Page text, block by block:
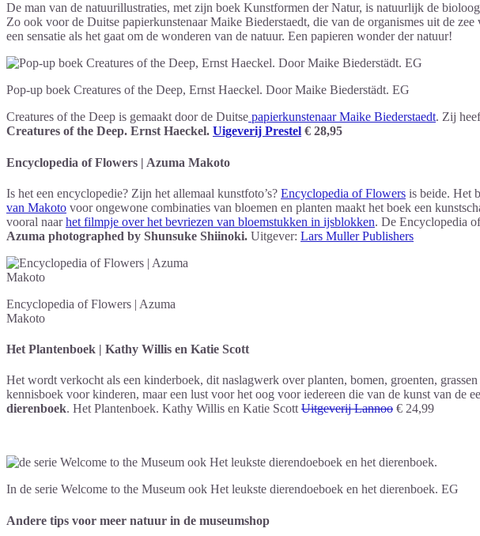
De man van de natuurillustraties, met zijn boek Kunstformen der Natur, is natuurlijk de
Zo ook voor de Duitse papierkunstenaar Maike Biederstaedt, die van de organismes uit de
een sensatie als het gaat om de wonderen van de natuur. Een papieren wonder der natuur!
Pop-up boek Creatures of the Deep, Ernst Haeckel. Door Maike Biederstädt. EG
Creatures of the Deep is gemaakt door de Duitse papierkunstenaar Maike Biederstaedt. Zij
Creatures of the Deep. Ernst Haeckel. Uigeverij Prestel € 28,95
Encyclopedia of Flowers | Azuma Makoto
Is het een encyclopedie? Zijn het allemaal kunstfoto’s? Encyclopedia of Flowers is beide. Het
van Makoto voor ongewone combinaties van bloemen en planten maakt het boek een
vooral naarhet filmpje over het bevriezen van bloemstukken in ijsblokken. De Encyclopedia
Azuma photographed by Shunsuke Shiinoki. Uitgever: Lars Muller Publishers
Encyclopedia of Flowers | Azuma
Makoto
Het Plantenboek | Kathy Willis en Katie Scott
Het wordt verkocht als een kinderboek, dit naslagwerk over planten, bomen, groenten,
kennisboek voor kinderen, maar een lust voor het oog voor iedereen die van de kunst van de
dierenboek. Het Plantenboek. Kathy Willis en Katie ScottUitgeverij Lannoo € 24,99
In de serie Welcome to the Museum ook Het leukste dierendoeboek en het dierenboek. EG
Andere tips voor meer natuur in de museumshop